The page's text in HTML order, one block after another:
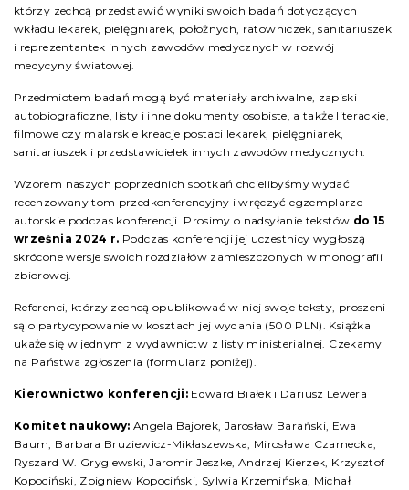
którzy zechcą przedstawić wyniki swoich badań dotyczących
wkładu lekarek, pielęgniarek, położnych, ratowniczek, sanitariuszek
i reprezentantek innych zawodów medycznych w rozwój
medycyny światowej.
Przedmiotem badań mogą być materiały archiwalne, zapiski
autobiograficzne, listy i inne dokumenty osobiste, a także literackie,
filmowe czy malarskie kreacje postaci lekarek, pielęgniarek,
sanitariuszek i przedstawicielek innych zawodów medycznych.
Wzorem naszych poprzednich spotkań chcielibyśmy wydać
recenzowany tom przedkonferencyjny i wręczyć egzemplarze
autorskie podczas konferencji. Prosimy o nadsyłanie tekstów do 15
września 2024 r. Podczas konferencji jej uczestnicy wygłoszą
skrócone wersje swoich rozdziałów zamieszczonych w monografii
zbiorowej.
Referenci, którzy zechcą opublikować w niej swoje teksty, proszeni
są o partycypowanie w kosztach jej wydania (500 PLN). Książka
ukaże się w jednym z wydawnictw z listy ministerialnej. Czekamy
na Państwa zgłoszenia (formularz poniżej).
Kierownictwo konferencji: Edward Białek i Dariusz Lewera
Komitet naukowy: Angela Bajorek, Jarosław Barański, Ewa
Baum, Barbara Bruziewicz-Mikłaszewska, Mirosława Czarnecka,
Ryszard W. Gryglewski, Jaromir Jeszke, Andrzej Kierzek, Krzysztof
Kopociński, Zbigniew Kopociński, Sylwia Krzemińska, Michał